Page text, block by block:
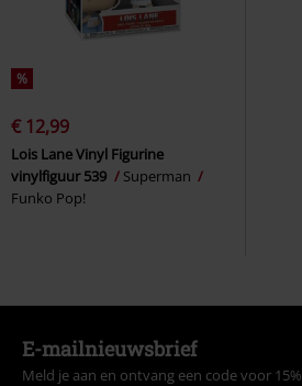
%
€ 12,99
Lois Lane Vinyl Figurine
vinylfiguur 539
Superman
Funko Pop!
E-mailnieuwsbrief
Meld je aan en ontvang een code voor 15%